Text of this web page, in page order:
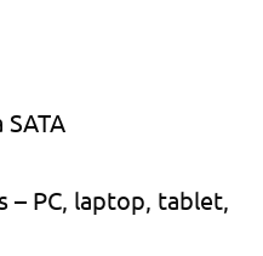
– PC, laptop, tablet,